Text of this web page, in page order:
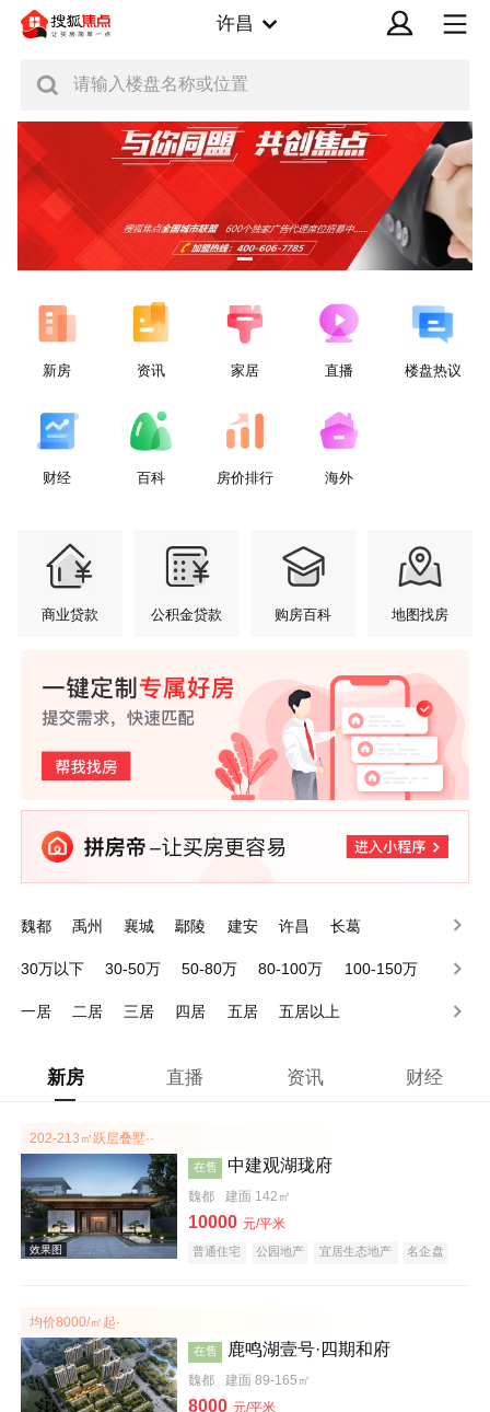
许昌
请输入楼盘名称或位置
新房 资讯 家居 直播 楼盘热议
财经 百科 房价排行 海外
商业贷款 公积金贷款 购房百科 地图找房
魏都 禹州 襄城 鄢陵 建安 许昌 长葛
30万以下 30-50万 50-80万 80-100万
100-150万
一居
二居 三居 四居 五居 五居以上
新房 直播 资讯 财经
202-213㎡跃层叠墅··
在售 中建观湖珑府
魏都 建面 142㎡
10000 元/平米
普通住宅 公园地产 宜居生态地产 名企盘
均价8000/㎡起·
在售 鹿鸣湖壹号·四期和府
魏都 建面 89-165㎡
8000 元/平米